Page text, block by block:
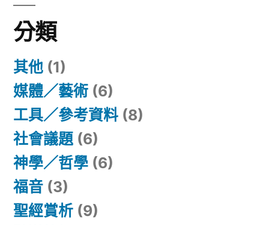
分類
其他 (1)
媒體／藝術 (6)
工具／參考資料 (8)
社會議題(6)
神學／哲學 (6)
福音 (3)
聖經賞析 (9)